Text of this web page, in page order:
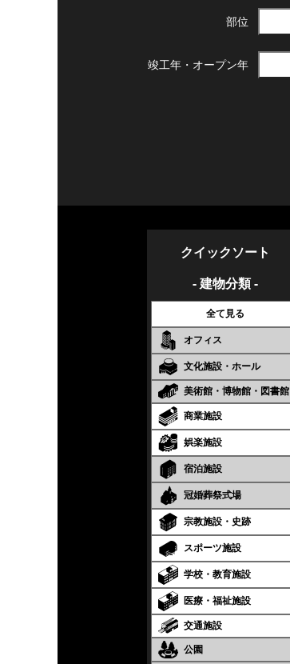
部位
竣工年・ オープン年
クイックソート
- 建物分類 -
全て見る
オフィス
文化施設・ホール
美術館・博物館・図書館
商業施設
娯楽施設
宿泊施設
冠婚葬祭式場
宗教施設・史跡
スポーツ施設
学校・教育施設
医療・福祉施設
交通施設
公園